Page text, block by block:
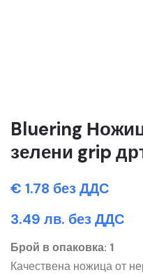
Bluering
зелени grip
€ 1.78 без ДДС
3.49 лв. без ДДС
Брой в опаковка: 1
Качествена ножица от